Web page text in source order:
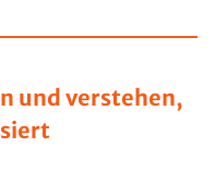
und verstehen,